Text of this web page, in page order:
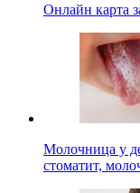
Онлайн карта
Молочница у
стоматит,